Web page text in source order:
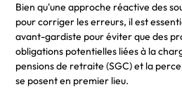
Bien qu'une approche réactive des
pour corriger les erreurs, il est
avant-gardiste pour éviter que des
obligations potentielles liées à la
pensions de retraite (SGC) et la
se posent en premier lieu.